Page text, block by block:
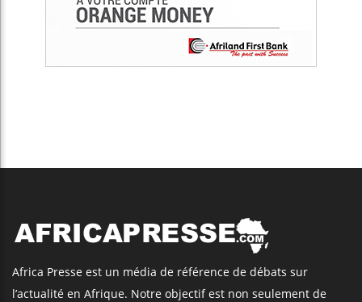
Africa Presse est un média de référence de débats sur
l’actualité en Afrique. Notre objectif est non seulement de